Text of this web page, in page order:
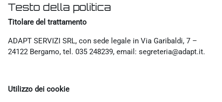
Testo della politica
Titolare del trattamento
ADAPT SERVIZI SRL, con sede legale in Via Garibaldi, 7 –
24122 Bergamo, tel. 035 248239, email: segreteria@adapt.it.
Utilizzo dei cookie